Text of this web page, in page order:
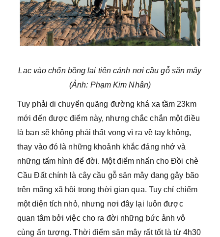
Lạc vào chốn bồng lai tiên cảnh nơi cầu gỗ săn mây
(Ảnh: Phạm Kim Nhân)
Tuy phải di chuyển quãng đường khá xa tầm 23km
mới đến được điểm này, nhưng chắc chắn một điều
là bạn sẽ không phải thất vọng vì ra về tay không,
thay vào đó là những khoảnh khắc đáng nhớ và
những tấm hình để đời. Một điểm nhấn cho Đồi chè
Cầu Đất chính là cây cầu gỗ săn mây đang gây bão
trên mãng xã hội trong thời gian qua. Tuy chỉ chiếm
một diện tích nhỏ, nhưng nơi đây lại luôn được
quan tâm bởi việc cho ra đời những bức ảnh vô
cùng ấn tượng. Thời điểm săn mây rất tốt là từ 4h30